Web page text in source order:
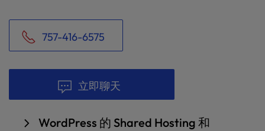
757-416-6575
立即聊天
WordPress 的 Shared Hosting 和